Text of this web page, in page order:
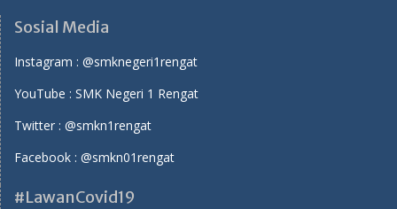
Sosial Media
Instagram : @smknegeri1rengat
YouTube : SMK Negeri 1 Rengat
Twitter : @smkn1rengat
Facebook : @smkn01rengat
#LawanCovid19